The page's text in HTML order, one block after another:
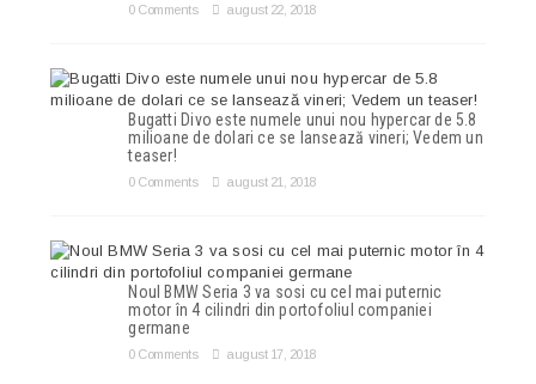
0 Comments august 22, 2018
Bugatti Divo este numele unui nou hypercar de 5.8
milioane de dolari ce se lansează vineri; Vedem un
teaser!
0 Comments august 21, 2018
Noul BMW Seria 3 va sosi cu cel mai puternic
motor în 4 cilindri din portofoliul companiei
germane
0 Comments august 17, 2018